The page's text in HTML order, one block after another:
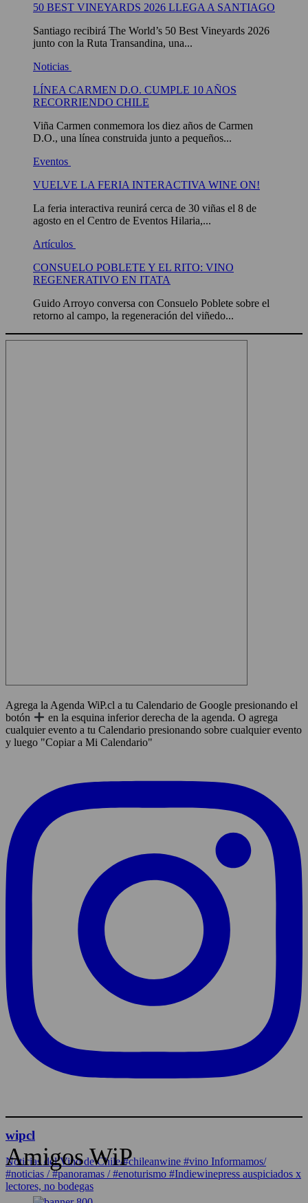
50 BEST VINEYARDS 2026 LLEGA A SANTIAGO
Santiago recibirá The World’s 50 Best Vineyards 2026
junto con la Ruta Transandina, una...
Noticias
LÍNEA CARMEN D.O. CUMPLE 10 AÑOS
RECORRIENDO CHILE
Viña Carmen conmemora los diez años de Carmen
D.O., una línea construida junto a pequeños...
Eventos
VUELVE LA FERIA INTERACTIVA WINE ON!
La feria interactiva reunirá cerca de 30 viñas el 8 de
agosto en el Centro de Eventos Hilaria,...
Artículos
CONSUELO POBLETE Y EL RITO: VINO
REGENERATIVO EN ITATA
Guido Arroyo conversa con Consuelo Poblete sobre el
retorno al campo, la regeneración del viñedo...
Agrega la Agenda WiP.cl a tu Calendario de Google presionando el
botón
en la esquina inferior derecha de la agenda. O agrega
cualquier evento a tu Calendario presionando sobre cualquier evento
y luego "Copiar a Mi Calendario"
wipcl
Noticias del Vino de Chile/#chileanwine #vino Informamos/
#noticias / #panoramas / #enoturismo #Indiewinepress auspiciados x
lectores, no bodegas
Amigos WiP